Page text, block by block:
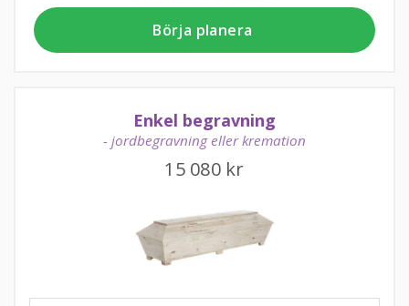
Börja planera
Enkel begravning
- jordbegravning eller kremation
15 080 kr